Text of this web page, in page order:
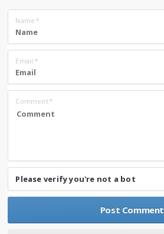
Name *
Email *
Comment*
Please verify you're not a bot